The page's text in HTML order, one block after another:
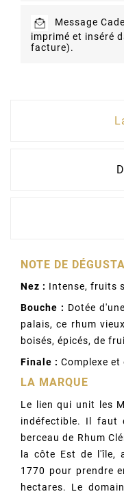
Message
imprimé et inséré
facture).
NOTE DE
Nez : Intense, fruits
Bouche : Dotée
palais, ce rhum
boisés, épicés, de
Finale : Complexe et
LA MARQUE
Le lien qui unit les
indéfectible. Il faut
berceau de Rhum
la côte Est de l'île,
1770 pour prendre
hectares. Le